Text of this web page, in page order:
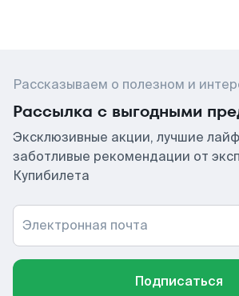
Рассказываем о полезном и
Рассылка с выгодными
Эксклюзивные акции, лучшие
заботливые рекомендации от
Купибилета
Электронная почта
Подписаться